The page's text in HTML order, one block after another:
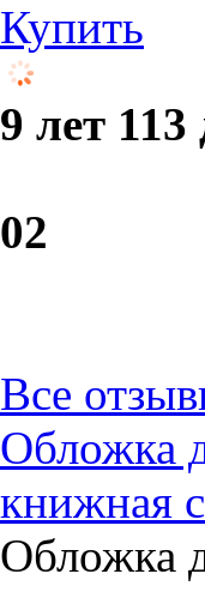
Купить
9 лет 113
02
Все
Обложка
книжная
Обложка